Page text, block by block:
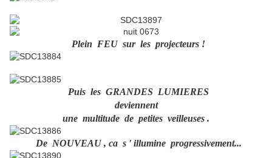
Plein FEU sur les projecteurs !
Puis les GRANDES LUMIERES
deviennent
une multitude de petites veilleuses .
De NOUVEAU , ca s ' illumine progressivement...